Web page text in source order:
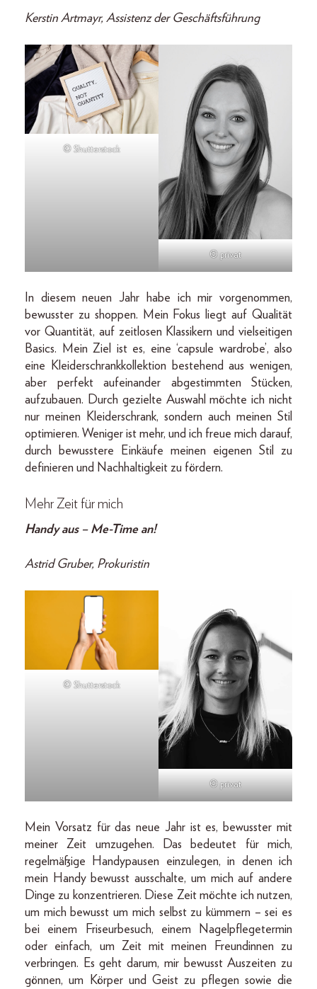
Kerstin Artmayr, Assistenz der Geschäftsführung
© Shutterstock
© privat
In diesem neuen Jahr habe ich mir vorgenommen,
bewusster zu shoppen. Mein Fokus liegt auf Qualität
vor Quantität, auf zeitlosen Klassikern und vielseitigen
Basics. Mein Ziel ist es, eine ‘capsule wardrobe’, also
eine Kleiderschrankkollektion bestehend aus wenigen,
aber perfekt aufeinander abgestimmten Stücken,
aufzubauen. Durch gezielte Auswahl möchte ich nicht
nur meinen Kleiderschrank, sondern auch meinen Stil
optimieren. Weniger ist mehr, und ich freue mich darauf,
durch bewusstere Einkäufe meinen eigenen Stil zu
definieren und Nachhaltigkeit zu fördern.
Mehr Zeit für mich
Handy aus – Me-Time an!
Astrid Gruber, Prokuristin
© Shutterstock
© privat
Mein Vorsatz für das neue Jahr ist es, bewusster mit
meiner Zeit umzugehen. Das bedeutet für mich,
regelmäßige Handypausen einzulegen, in denen ich
mein Handy bewusst ausschalte, um mich auf andere
Dinge zu konzentrieren. Diese Zeit möchte ich nutzen,
um mich bewusst um mich selbst zu kümmern – sei es
bei einem Friseurbesuch, einem Nagelpflegetermin
oder einfach, um Zeit mit meinen Freundinnen zu
verbringen. Es geht darum, mir bewusst Auszeiten zu
gönnen, um Körper und Geist zu pflegen sowie die